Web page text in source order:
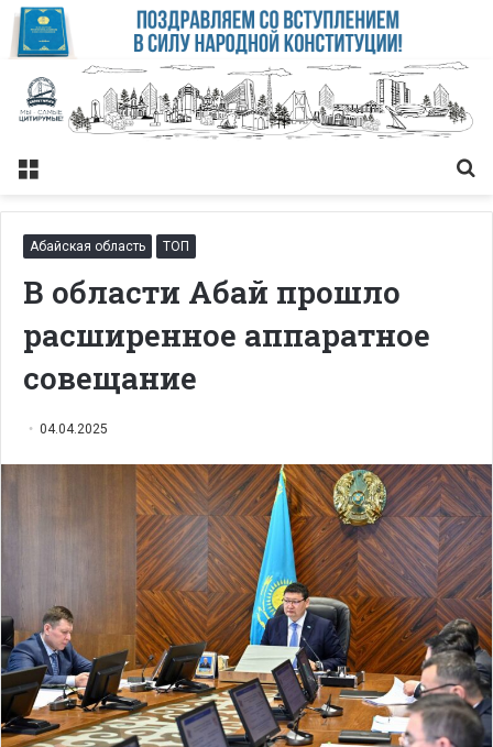
Меню
Абайская область ТОП
В области Абай прошло
расширенное аппаратное
совещание
04.04.2025